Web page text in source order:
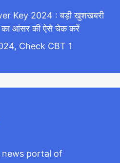
Key 2024 : बड़ी खुशखबरी
का आंसर की ऐसे चेक करें
Check CBT 1
news portal of